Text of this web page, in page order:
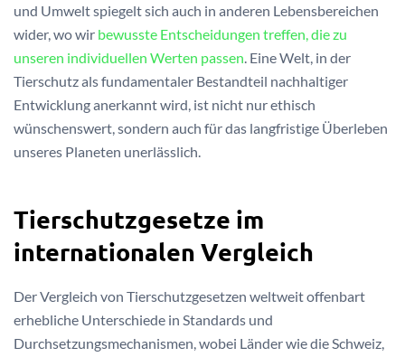
und Umwelt spiegelt sich auch in anderen Lebensbereichen
wider, wo wir bewusste Entscheidungen treffen, die zu
unseren individuellen Werten passen . Eine Welt, in der
Tierschutz als fundamentaler Bestandteil nachhaltiger
Entwicklung anerkannt wird, ist nicht nur ethisch
wünschenswert, sondern auch für das langfristige Überleben
unseres Planeten unerlässlich.
Tierschutzgesetze im
internationalen Vergleich
Der Vergleich von Tierschutzgesetzen weltweit offenbart
erhebliche Unterschiede in Standards und
Durchsetzungsmechanismen, wobei Länder wie die Schweiz,